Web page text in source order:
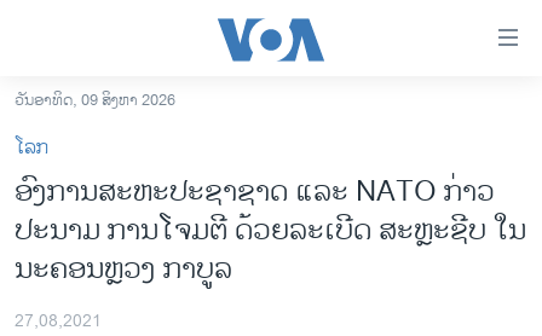
ເຂົ້າ
ຫາ
ຂ້າມ
ຂ້າມ
ຂ້າມ
ໄປ
ຫາ
ຊອກ
ລາວ
ອາເມຣິກາ
ການເລືອກຕັ້ງ ປະທານາທີບໍດີ ສະຫະລັດ 2024
ວັນອາທິດ, 09 ສິງຫາ 2026
ໂລກ
ອົງການສະຫະປະຊາຊາດ ແລະ NATO ກ່າວ
ປະນາມ ການໂຈມຕີ ດ້ວຍລະເບີດ ສະຫຼະຊີບ ໃນ
ນະຄອນຫຼວງ ກາບູລ
27,08,2021